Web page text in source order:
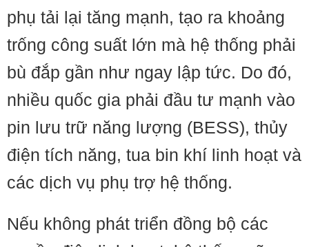
phụ tải lại tăng mạnh, tạo ra khoảng
trống công suất lớn mà hệ thống phải
bù đắp gần như ngay lập tức. Do đó,
nhiều quốc gia phải đầu tư mạnh vào
pin lưu trữ năng lượng (BESS), thủy
điện tích năng, tua bin khí linh hoạt và
các dịch vụ phụ trợ hệ thống.
Nếu không phát triển đồng bộ các